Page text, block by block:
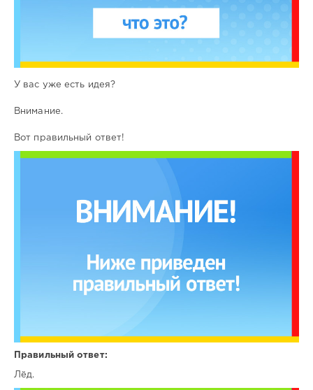
У вас уже есть идея?
Внимание.
Вот правильный ответ!
Правильный ответ:
Лёд.